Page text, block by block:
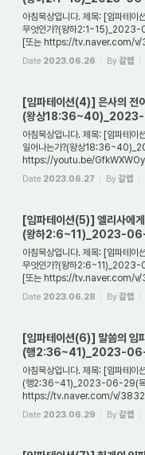
아침묵상입니다. 제목: [임파테
무엇인가?(왕하
[또는 https://tv.naver.com/v/
은사의 전이 곧 은사의 임파...
Date 2023.06.26 By갈렙
[임파테이션(4)] 은사의 전
(왕상
아침묵상입니다. 제목: [임파테이
일어나는가?(왕상
https://youtu.be/
https://tv.naver.com/v/
Date 2023.06.27 By갈렙
[임파테이션(5)] 엘리사에
(왕하2:6~11)_2023-
아침묵상입니다. 제목: [임파테이
무엇인가?(왕하
[또는 https://tv.naver.com/v/
스승과 제자 사이에도 청...
Date 2023.06.28 By갈렙
[임파테이션(6)] 말씀의 임
(행2:36~41)_2023-
아침묵상입니다. 제목: [임파테이
(행2:36~41)_2023-06-29(
https://tv.naver.com/v/
있는가? 사람에게 영적인 어떤 것
Date 2023.06.29 By갈렙